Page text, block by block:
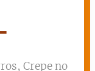
Crepe no